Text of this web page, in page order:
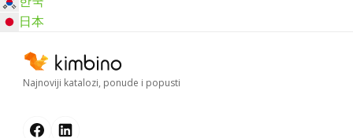
日本
Najnoviji katalozi, ponude i popusti